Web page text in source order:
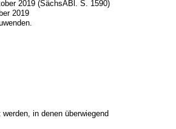
2019 (SächsABl. S. 1590)
2019
in denen überwiegend